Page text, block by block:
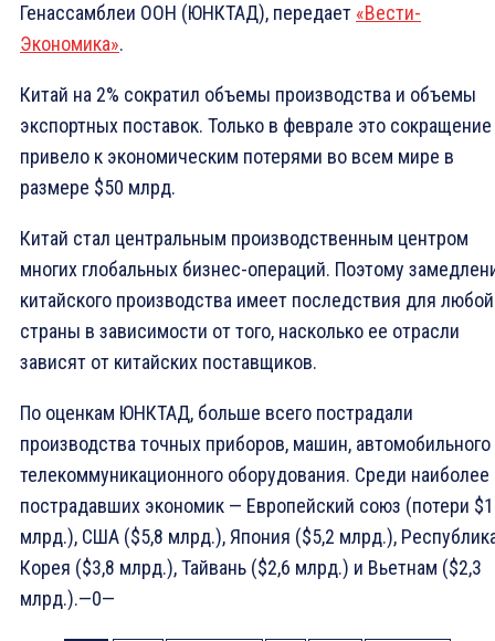
Генассамблеи ООН (ЮНКТАД), передает «Вести-
Экономика».
Китай на 2% сократил объемы производства и объемы
экспортных поставок. Только в феврале это сокращение
привело к экономическим потерями во всем мире в
размере $50 млрд.
Китай стал центральным производственным центром
многих глобальных бизнес-операций. Поэтому
китайского производства имеет последствия для любой
страны в зависимости от того, насколько ее отрасли
зависят от китайских поставщиков.
По оценкам ЮНКТАД, больше всего пострадали
производства точных приборов, машин, автомобильного
телекоммуникационного оборудования. Среди наиболее
пострадавших экономик — Европейский союз (потери
млрд.), США ($5,8 млрд.), Япония ($5,2 млрд.),
Корея ($3,8 млрд.), Тайвань ($2,6 млрд.) и Вьетнам ($2,3
млрд.).—0—